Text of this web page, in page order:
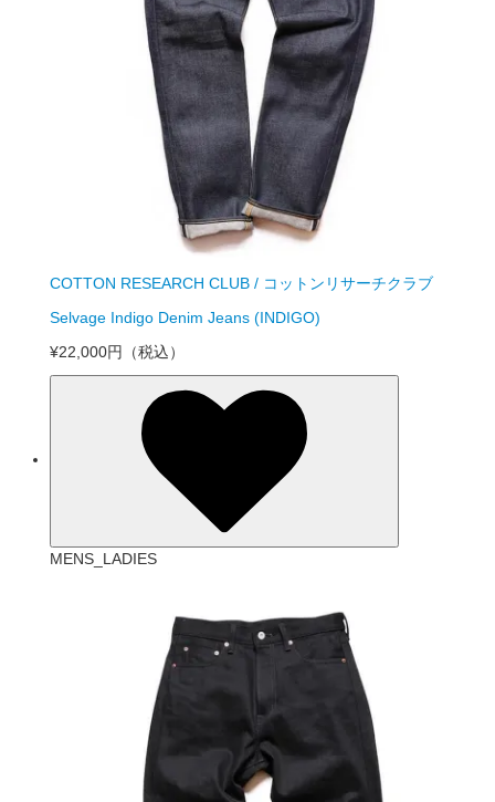
COTTON RESEARCH CLUB / コットンリサーチクラブ
Selvage Indigo Denim Jeans (INDIGO)
¥22,000円
（税込）
MENS_LADIES